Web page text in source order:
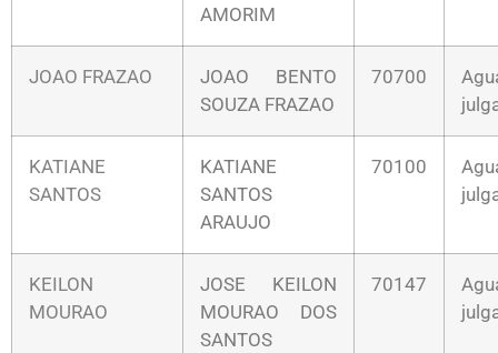
AMORIM
JOAO FRAZAO
JOAO BENTO
SOUZA FRAZAO
70700
KATIANE
SANTOS
KATIANE
SANTOS
ARAUJO
70100
KEILON
MOURAO
JOSE KEILON
MOURAO DOS
SANTOS
70147